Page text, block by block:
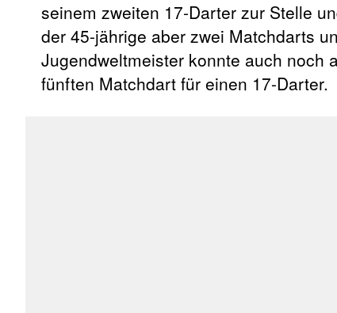
seinem zweiten 17-Darter zur Stelle
der 45-jährige aber zwei Matchdarts
Jugendweltmeister konnte auch noch
fünften Matchdart für einen 17-Darter.